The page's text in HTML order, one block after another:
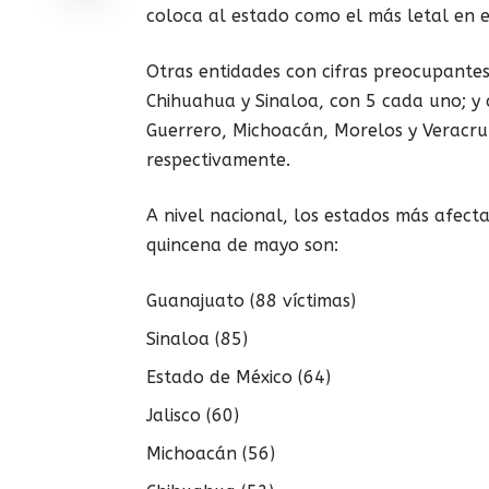
coloca al estado como el más letal en
Otras entidades con cifras
Chihuahua y Sinaloa, con 5 cada uno;
Guerrero, Michoacán, Morelos y
respectivamente.
A nivel nacional, los estados más
quincena de mayo son:
Guanajuato (88 víctimas)
Sinaloa (85)
Estado de México (64)
Jalisco (60)
Michoacán (56)